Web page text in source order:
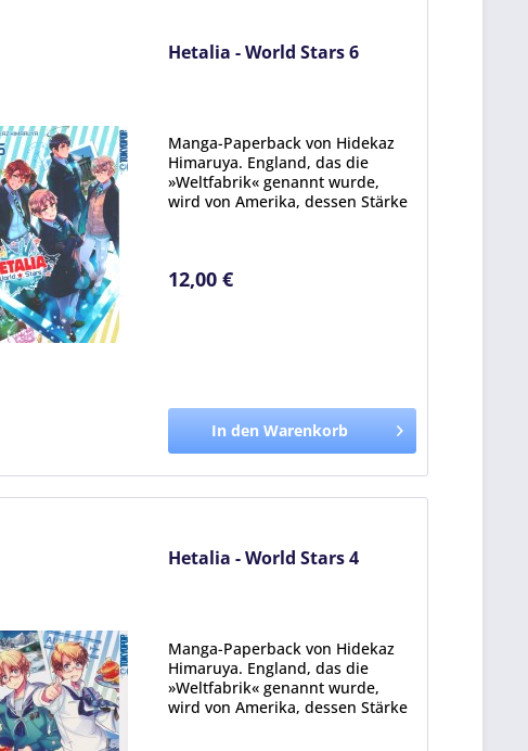
Hetalia - World Stars 6
Manga-Paperback von Hidekaz
Himaruya. England, das die
»Weltfabrik« genannt wurde,
wird von Amerika, dessen Stärke
Und so beschließt England,...
12,00 €
In den Warenkorb
Hetalia - World Stars 4
Manga-Paperback von Hidekaz
Himaruya. England, das die
»Weltfabrik« genannt wurde,
wird von Amerika, dessen Stärke